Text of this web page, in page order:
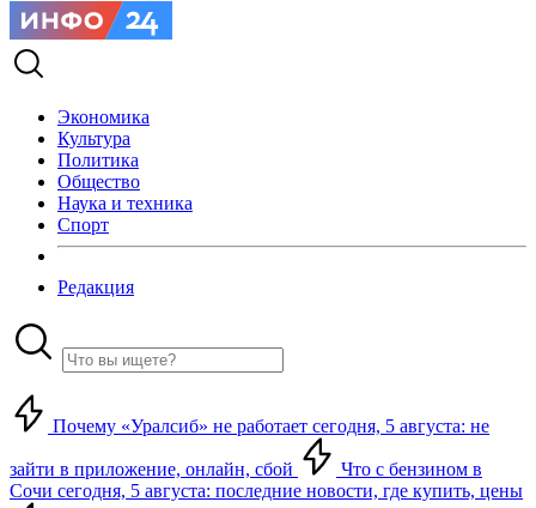
Экономика
Культура
Политика
Общество
Наука и техника
Спорт
Редакция
Почему «Уралсиб» не работает сегодня, 5 августа: не
зайти в приложение, онлайн, сбой
Что с бензином в
Сочи сегодня, 5 августа: последние новости, где купить, цены